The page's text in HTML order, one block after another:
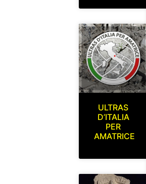
ULTRAS
D’ITALIA
PER
AMATRICE